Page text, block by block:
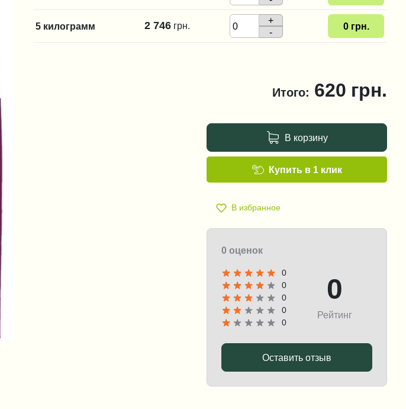
5 килограмм 2 746 грн.
+
-
0 грн.
Итого: 620 грн.
В корзину
В избранное
Купить в 1 клик
0 оценок
0
0
0
0
0
0
Рейтинг
Оставить отзыв